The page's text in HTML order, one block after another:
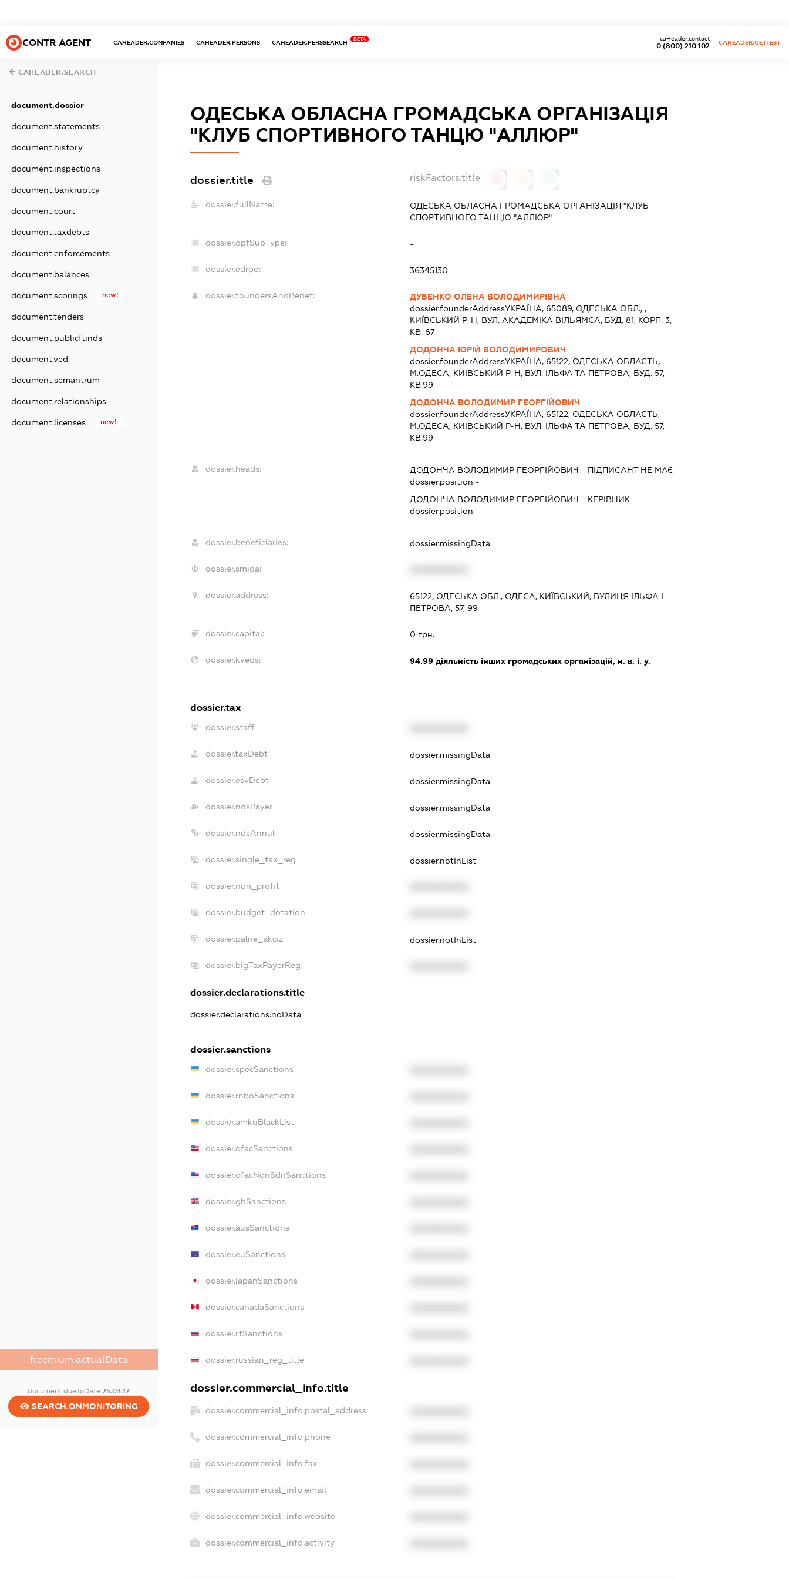
CONTR AGENT CAHEADER.COMPANIES CAHEADER.PERSONS CAHEADER.PERSSEARCH
BETA
0 (800) 210 102
caHeader.contact
CAHEADER.GETTEST
CAHEADER.SEARCH
document.dossier
document.statements
document.history
document.inspections
document.bankruptcy
document.court
document.taxdebts
document.enforcements
document.balances
document.scorings new!
document.tenders
document.publicfunds
document.ved
document.semantrum
document.relationships
document.licenses new!
freemium.actualData
document.dueToDate25.03.17
SEARCH.ONMONITORING
ОДЕСЬКА ОБЛАСНА ГРОМАДСЬКА ОРГАНІЗАЦІЯ
"КЛУБ СПОРТИВНОГО ТАНЦЮ "АЛЛЮР"
dossier.title riskFactors.title
dossier.fullName:
ОДЕСЬКА ОБЛАСНА ГРОМАДСЬКА ОРГАНІЗАЦІЯ "КЛУБ
СПОРТИВНОГО ТАНЦЮ "АЛЛЮР"
dossier.opfSubType: -
dossier.edrpo: 36345130
dossier.foundersAndBenef:
ДУБЕНКО ОЛЕНА ВОЛОДИМИРІВНА
dossier.founderAddressУКРАЇНА, 65089, ОДЕСЬКА ОБЛ., ,
КИЇВСЬКИЙ Р-Н, ВУЛ. АКАДЕМІКА ВІЛЬЯМСА, БУД. 81, КОРП. 3,
КВ. 67
ДОДОНЧА ЮРІЙ ВОЛОДИМИРОВИЧ
dossier.founderAddressУКРАЇНА, 65122, ОДЕСЬКА ОБЛАСТЬ,
М.ОДЕСА, КИЇВСЬКИЙ Р-Н, ВУЛ. ІЛЬФА ТА ПЕТРОВА, БУД. 57,
КВ.99
ДОДОНЧА ВОЛОДИМИР ГЕОРГІЙОВИЧ
dossier.founderAddressУКРАЇНА, 65122, ОДЕСЬКА ОБЛАСТЬ,
М.ОДЕСА, КИЇВСЬКИЙ Р-Н, ВУЛ. ІЛЬФА ТА ПЕТРОВА, БУД. 57,
КВ.99
dossier.heads: ДОДОНЧА ВОЛОДИМИР ГЕОРГІЙОВИЧ - ПІДПИСАНТНЕ МАЄ
dossier.position -
ДОДОНЧА ВОЛОДИМИР ГЕОРГІЙОВИЧ - КЕРІВНИК
dossier.position -
dossier.beneficiaries: dossier.missingData
dossier.smida:
dossier.address:
65122, ОДЕСЬКА ОБЛ., ОДЕСА, КИЇВСЬКИЙ, ВУЛИЦЯ ІЛЬФА І
ПЕТРОВА, 57, 99
dossier.capital: 0 грн.
dossier.kveds: 94.99діяльність інших громадських організацій, н. в. і. у.
dossier.tax
dossier.staff
dossier.taxDebt dossier.missingData
dossier.esvDebt dossier.missingData
dossier.ndsPayer dossier.missingData
dossier.ndsAnnul dossier.missingData
dossier.single_tax_reg dossier.notInList
dossier.non_profit
dossier.budget_dotation
dossier.palne_akciz dossier.notInList
dossier.bigTaxPayerReg
dossier.declarations.title
dossier.declarations.noData
dossier.sanctions
dossier.specSanctions
dossier.rnboSanctions
dossier.amkuBlackList
dossier.ofacSanctions
dossier.ofacNonSdnSanctions
dossier.gbSanctions
dossier.ausSanctions
dossier.euSanctions
dossier.japanSanctions
dossier.canadaSanctions
dossier.rfSanctions
dossier.russian_reg_title
dossier.commercial_info.title
dossier.commercial_info.postal_address
dossier.commercial_info.phone
dossier.commercial_info.fax
dossier.commercial_info.email
dossier.commercial_info.website
dossier.commercial_info.activity